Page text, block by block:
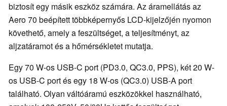
biztosít egy másik eszköz számára. Az áramellátás az
Aero 70 beépített többképernyős LCD-kijelzőjén nyomon
követhető, amely a feszültséget, a teljesítményt, az
aljzatáramot és a hőmérsékletet mutatja.
Egy 70 W-os USB-C port (PD3.0, QC3.0, PPS), két 20 W-
os USB-C port és egy 18 W-os (QC3.0) USB-A port
található. Olyan váltóáramú eszközökkel használható,